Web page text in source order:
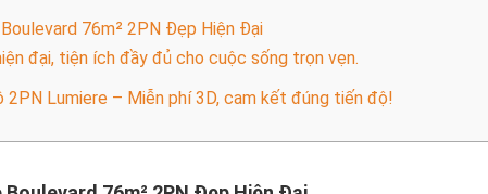
76m² 2PN Đẹp Hiện Đại
đại, tiện ích đầy đủ cho cuộc sống trọn vẹn.
Lumiere – Miễn phí 3D, cam kết đúng tiến độ!